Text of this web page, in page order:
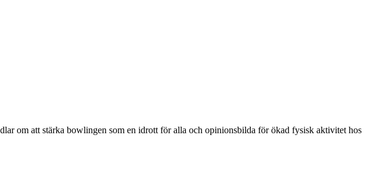
om att stärka bowlingen som en idrott för alla och opinionsbilda för ökad fysisk aktivitet hos